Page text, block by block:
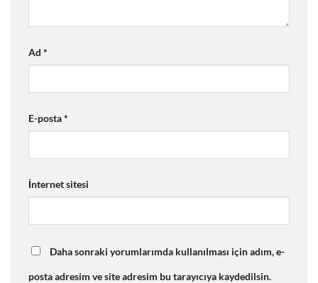
Ad *
E-posta*
İnternet sitesi
Daha sonraki yorumlarımda kullanılması için adım, e-
posta adresim ve site adresim bu tarayıcıya kaydedilsin.